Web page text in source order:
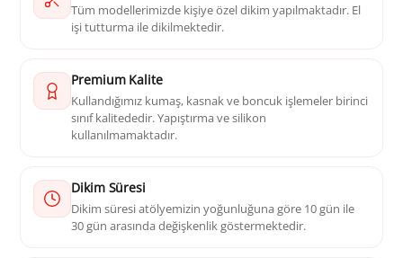
Tüm modellerimizde kişiye özel dikim yapılmaktadır. El
işi tutturma ile dikilmektedir.
Premium Kalite
Kullandığımız kumaş, kasnak ve boncuk işlemeler birinci
sınıf kalitededir. Yapıştırma ve silikon
kullanılmamaktadır.
Dikim Süresi
Dikim süresi atölyemizin yoğunluğuna göre 10 gün ile
30 gün arasında değişkenlik göstermektedir.